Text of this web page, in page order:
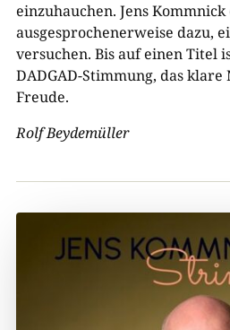
einzuhauchen. Jens
ausgesprochenerweise dazu,
versuchen. Bis auf einen Titel
DADGAD-Stimmung, das
Freude.
Rolf Beydemüller